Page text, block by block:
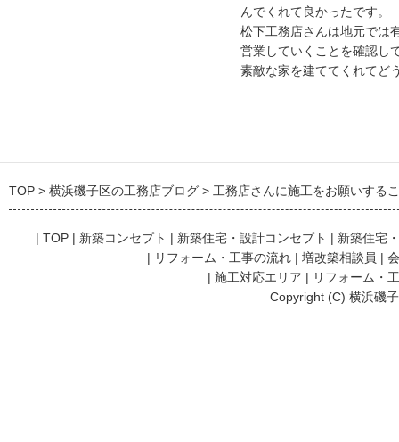
んでくれて良かったです。
松下工務店さんは地元では
営業していくことを確認し
素敵な家を建ててくれてど
TOP 横浜磯子区の工務店ブログ 工務店さんに施工をお願いする
| TOP| 新築コンセプト | 新築住宅・設計コンセプト | 新築住宅
| リフォーム・工事の流れ | 増改築相談員 |
| 施工対応エリア | リフォーム・
Copyright (C) 横浜磯